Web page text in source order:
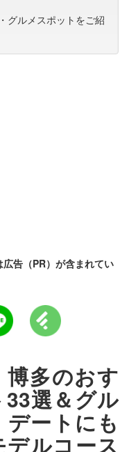
グルメスポットをご紹
告（PR）が含まれてい
博多のおす
選＆グル
ートにも
ルコース